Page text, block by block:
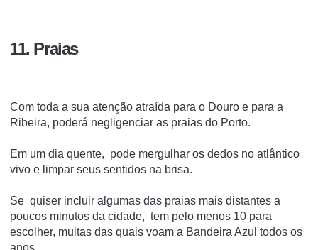
11. Praias
Com toda a sua atenção atraída para o Douro e para a
Ribeira, poderá negligenciar as praias do Porto.
Em um dia quente, pode mergulhar os dedos no atlântico
vivo e limpar seus sentidos na brisa.
Se quiser incluir algumas das praias mais distantes a
poucos minutos da cidade, tem pelo menos 10 para
escolher, muitas das quais voam a Bandeira Azul todos os
anos.